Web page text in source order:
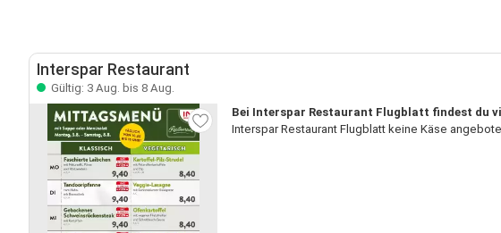
Interspar Restaurant
Gültig: 3 Aug. bis 8 Aug.
Bei Interspar Restaurant Flugblatt findest du
Interspar Restaurant Flugblatt keine Käse